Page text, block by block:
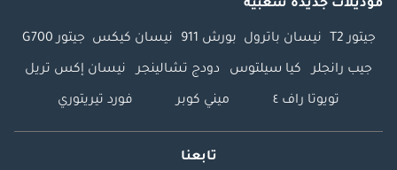
موديلات جديدة شعبية
جيتور T2 نيسان باترول بورش 911 نيسان كيكس جيتور G700
جيب رانجلر كيا سيلتوس دودج تشالينجر نيسان إكس تريل
تويوتا راف ٤ ميني كوبر فورد تيريتوري
تابعنا